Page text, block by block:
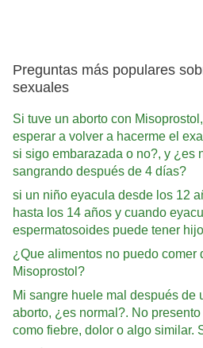
Preguntas más populares
sexuales
Si tuve un aborto con
esperar a volver a hacerme el
si sigo embarazada o no?, y ¿es
sangrando después de 4 días?
si un niño eyacula desde los 12
hasta los 14 años y cuando
espermatosoides puede tener
¿Que alimentos no puedo comer
Misoprostol?
Mi sangre huele mal después de
aborto, ¿es normal?. No
como fiebre, dolor o algo similar.